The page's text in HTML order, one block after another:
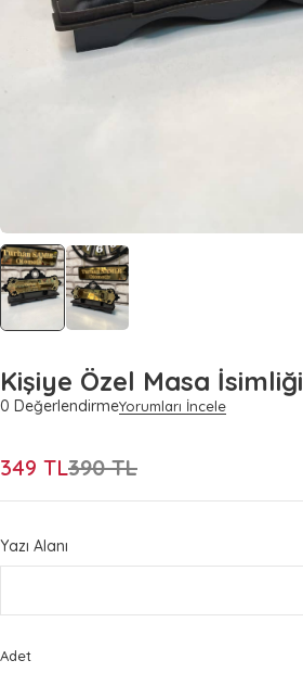
Kişiye Özel Masa İsimliği
0 DeğerlendirmeYorumları İncele
390TL
349 TL
Yazı Alanı
Adet